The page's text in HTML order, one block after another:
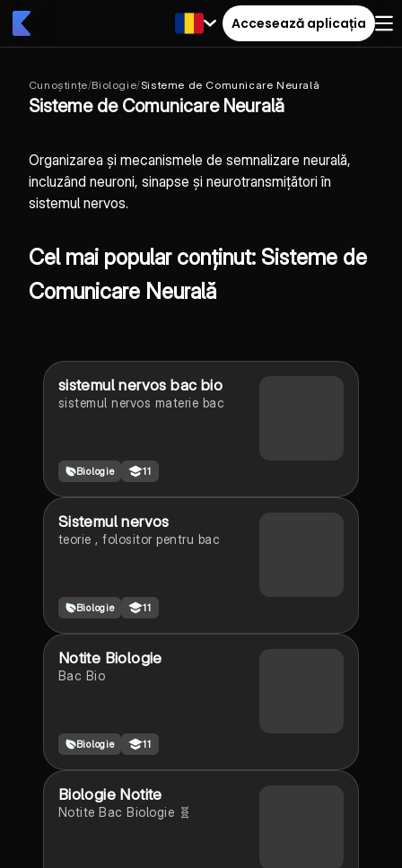
Accesează aplicația
Cunoștințe/Biologie/Sisteme de Comunicare Neurală
Sisteme de Comunicare Neurală
Organizarea și mecanismele de semnalizare neurală,
incluzând neuroni, sinapse și neurotransmițători în
sistemul nervos.
Cel mai popular conținut: Sisteme de
Comunicare Neurală
sistemul nervos bac bio
sistemul nervos materie bac
Biologie 11
Sistemul nervos
teorie , folositor pentru bac
Biologie 11
Notite Biologie
Bac Bio
Biologie 11
Biologie Notite
Notite Bac Biologie 🧬